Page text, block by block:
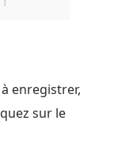
enregistrer,
sur le